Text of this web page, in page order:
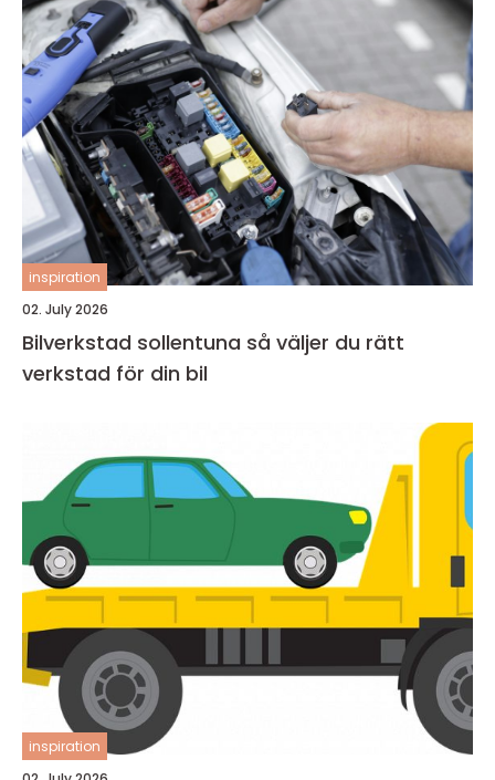
inspiration
02. July 2026
Bilverkstad sollentuna så väljer du rätt
verkstad för din bil
inspiration